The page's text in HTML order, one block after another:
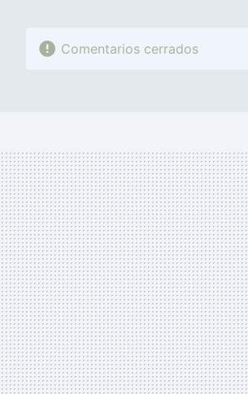
Comentarios cerrados